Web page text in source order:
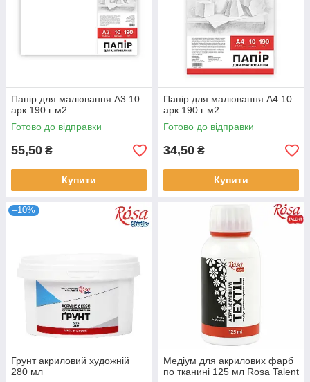
Папір для малювання А3 10
арк 190 г м2
Готово до відправки
55,50 ₴
Купити
Папір для малювання А4 10
арк 190 г м2
Готово до відправки
34,50 ₴
Купити
–10%
Грунт акриловий художній
280 мл
Медіум для акрилових фарб
по тканині 125 мл Rosa Talent